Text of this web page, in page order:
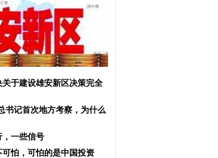
于建设雄安新区决策完全
书记首次地方考察，为什么
，一些信号
怕，可怕的是中国投资